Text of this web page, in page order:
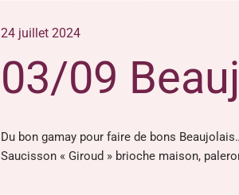
24 juillet 2024
03/09
Du bon gamay pour faire de bons
Saucisson « Giroud » brioche maison,